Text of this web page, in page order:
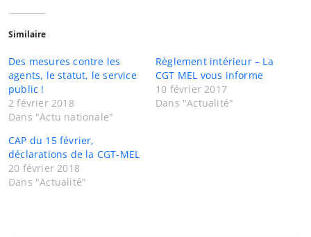
Similaire
Des mesures contre les
agents, le statut, le service
public !
2 février 2018
Dans "Actu nationale"
Règlement intérieur – La
CGT MEL vous informe
10 février 2017
Dans "Actualité"
CAP du 15 février,
déclarations de la CGT-MEL
20 février 2018
Dans "Actualité"